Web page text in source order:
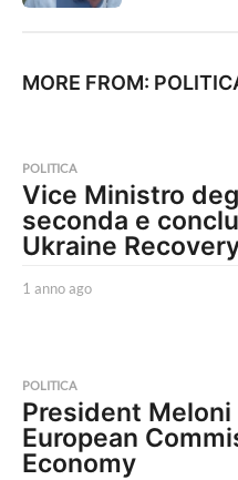
MORE FROM:
POLITICA
Vice Ministro
seconda e
Ukraine
1 anno ago
g
o
POLITICA
President
European
Economy